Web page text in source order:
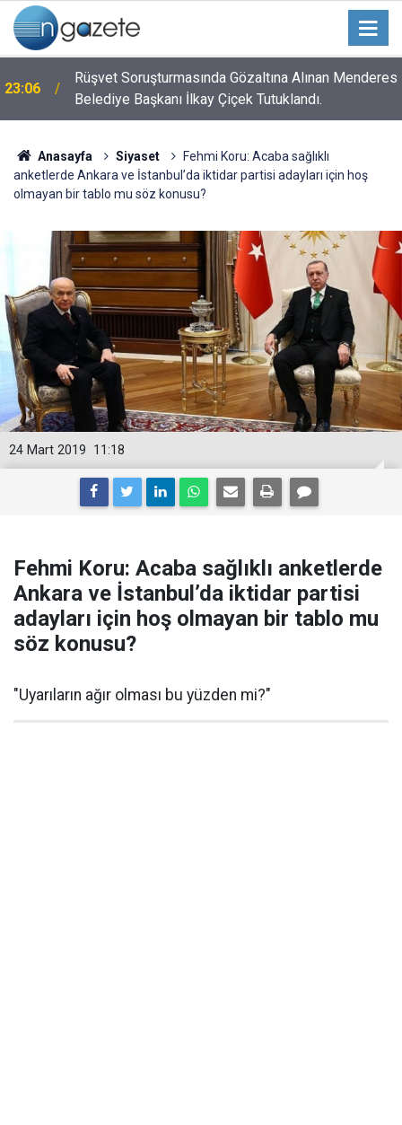
23:06
Rüşvet Soruşturmasında Gözaltına Alınan Menderes
Belediye Başkanı İlkay Çiçek Tutuklandı.
Anasayfa Siyaset
Fehmi Koru: Acaba sağlıklı
anketlerde Ankara ve İstanbul’da iktidar partisi adayları için hoş
olmayan bir tablo mu söz konusu?
11:18
24 Mart 2019
Fehmi Koru: Acaba sağlıklı anketlerde
Ankara ve İstanbul’da iktidar partisi
adayları için hoş olmayan bir tablo mu
söz konusu?
"Uyarıların ağır olması bu yüzden mi?"